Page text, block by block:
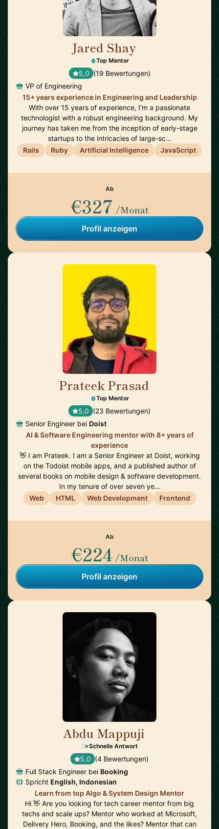
Jared Shay
Top Mentor
5,0 (19 Bewertungen)
VP of Engineering
15+ years experience in Engineering and Leadership
With over 15 years of experience, I'm a passionate
technologist with a robust engineering background. My
journey has taken me from the inception of early-stage
startups to the intricacies of large-sc…
Rails
Ruby Artificial Intelligence JavaScript
Ab
€327 /Monat
Profil anzeigen
Prateek Prasad
Top Mentor
5,0 (23 Bewertungen)
Senior Engineer bei Doist
AI & Software Engineering mentor with 8+ years of
experience
👋 I am Prateek. I am a Senior Engineer at Doist, working
on the Todoist mobile apps, and a published author of
several books on mobile design & software development.
In my tenure of over seven ye…
Web
HTML Web Development Frontend
Ab
€224 /Monat
Profil anzeigen
Abdu Mappuji
Schnelle Antwort
5,0 (4 Bewertungen)
Full Stack Engineer bei Booking
Spricht English, Indonesian
Learn from top Algo & System Design Mentor
Hi 👋 Are you looking for tech career mentor from big
techs and scale ups? Mentor who worked at Microsoft,
Delivery Hero, Booking, and the likes? Mentor that can